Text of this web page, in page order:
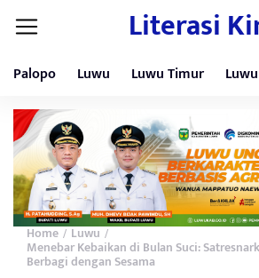
Literasi
Palopo Luwu Luwu Timur
Home / Luwu /
Menebar Kebaikan di Bulan Suci:
Berbagi dengan Sesama